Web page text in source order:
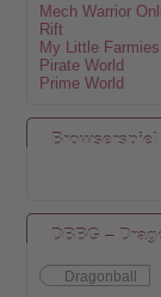
Mech Warrior
Rift
My Little Farmies
Pirate World
Prime World
DBBG –
Dragonball